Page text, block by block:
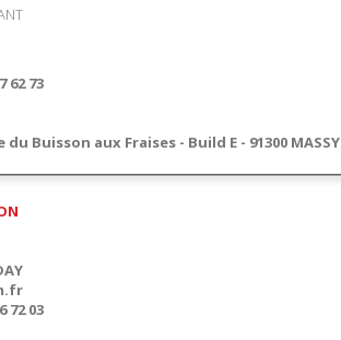
62 73
du Buisson aux Fraises - Build E - 91300 MASSY
72 03